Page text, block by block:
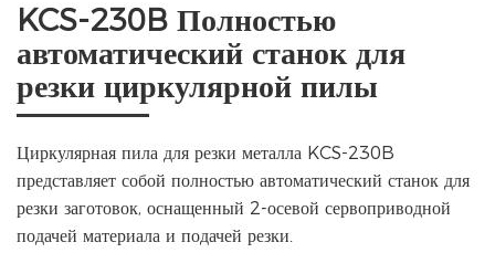
KCS-230B Полностью
автоматический станок для
резки циркулярной пилы
Циркулярная пила для резки металла KCS-230B
представляет собой полностью автоматический станок для
резки заготовок, оснащенный 2-осевой сервоприводной
подачей материала и подачей резки.